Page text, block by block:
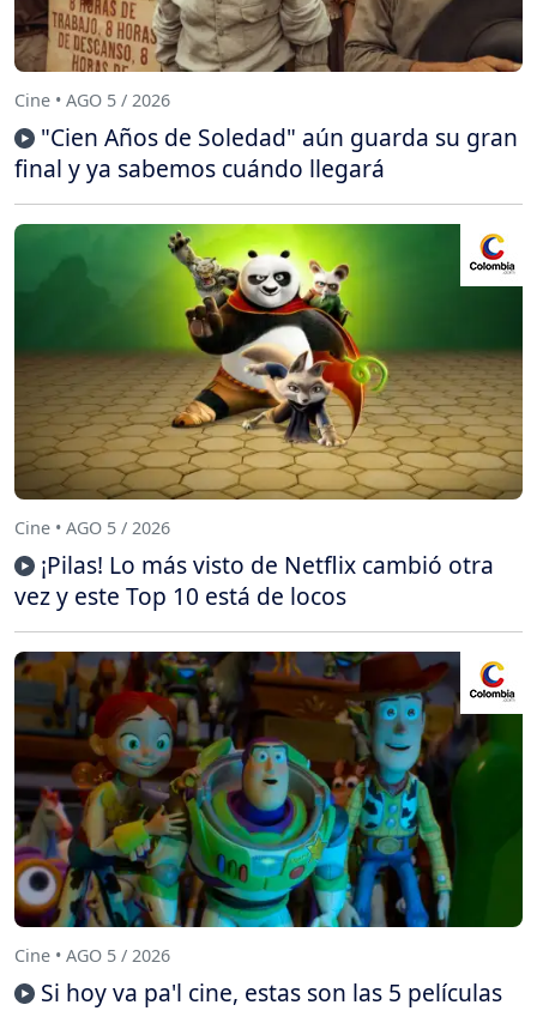
Cine • AGO 5 / 2026
"Cien Años de Soledad" aún guarda su gran
final y ya sabemos cuándo llegará
Cine • AGO 5 / 2026
¡Pilas! Lo más visto de Netflix cambió otra
vez y este Top 10 está de locos
Cine • AGO 5 / 2026
Si hoy va pa'l cine, estas son las 5 películas